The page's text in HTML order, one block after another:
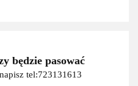
będzie pasować
tel:723131613